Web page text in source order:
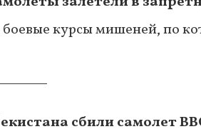
курсы мишеней, по
сбили самолет